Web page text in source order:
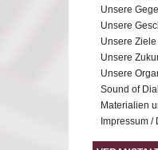
Unsere
Unsere
Unsere Ziele
Unsere
Unsere
Sound of
Materialien
Impressum /